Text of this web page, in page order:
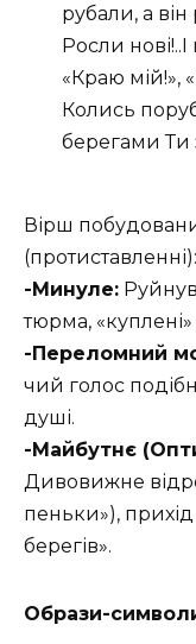
рубали, а він
Росли
«Краю мій!»,
Колись
берегами Ти
Вірш
(протиставленні):
-Минуле:
тюрма,
-Переломний
чий голос
душі.
-Майбутнє
Дивовижне
пеньки»),
берегів».
Образи-